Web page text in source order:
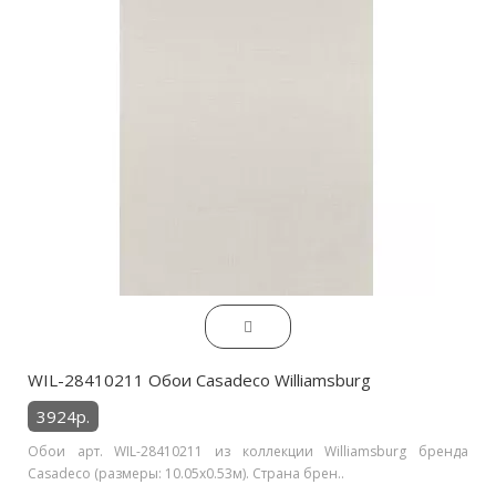
WIL-28410211 Обои Casadeco Williamsburg
3924р.
Обои арт. WIL-28410211 из коллекции Williamsburg бренда
Casadeco (размеры: 10.05х0.53м). Страна брен..